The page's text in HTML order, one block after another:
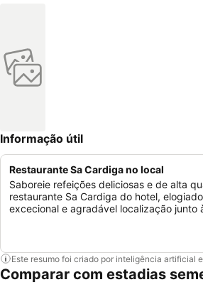
Informação útil
Restaurante Sa Cardiga no local
Saboreie refeições deliciosas e de alta
restaurante Sa Cardiga do hotel,
excecional e agradável localização junto
Este resumo foi criado por inteligência artificial
Comparar com estadias